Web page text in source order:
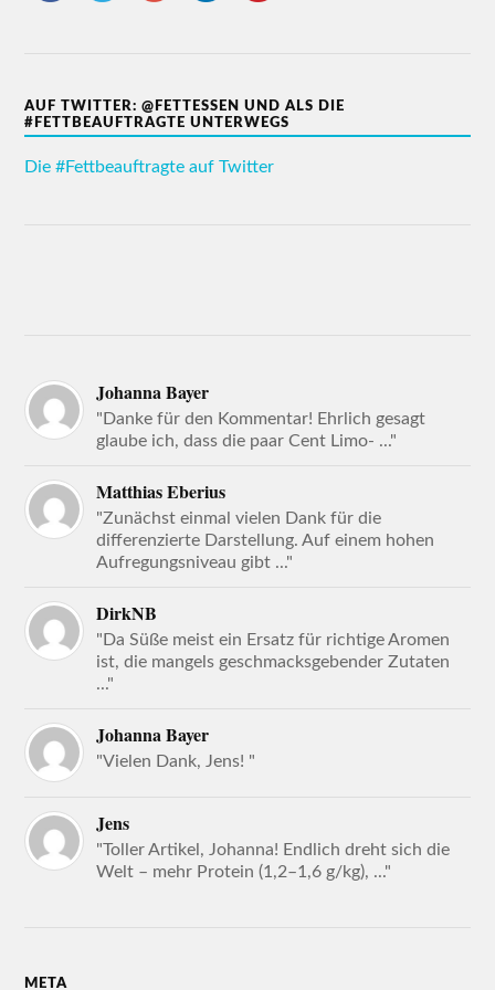
AUF TWITTER: @FETTESSEN UND ALS DIE
#FETTBEAUFTRAGTE UNTERWEGS
Die #Fettbeauftragte auf Twitter
Johanna Bayer
"Danke für den Kommentar! Ehrlich gesagt
glaube ich, dass die paar Cent Limo- ..."
Matthias Eberius
"Zunächst einmal vielen Dank für die
differenzierte Darstellung. Auf einem hohen
Aufregungsniveau gibt ..."
DirkNB
"Da Süße meist ein Ersatz für richtige Aromen
ist, die mangels geschmacksgebender Zutaten
..."
Johanna Bayer
"Vielen Dank, Jens! "
Jens
"Toller Artikel, Johanna! Endlich dreht sich die
Welt – mehr Protein (1,2–1,6 g/kg), ..."
META